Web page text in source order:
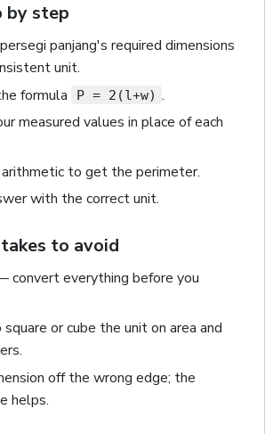
by step
persegi panjang's required dimensions
unit.
formula
P = 2(l+w) .
measured values in place of each
to get the perimeter.
with the correct unit.
to avoid
convert everything before you
or cube the unit on area and
off the wrong edge; the
helps.